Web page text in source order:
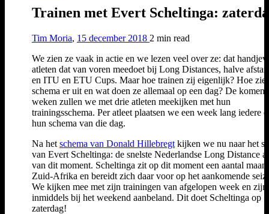
Trainen met Evert Scheltinga:
Tim Moria, 15 december 2018 2 min read
We zien ze vaak in actie en we lezen veel over ze: dat
atleten dat van voren meedoet bij Long Distances, halve
en ITU en ETU Cups. Maar hoe trainen zij eigenlijk? Hoe
schema er uit en wat doen ze allemaal op een dag? De
weken zullen we met drie atleten meekijken met hun
trainingsschema. Per atleet plaatsen we een week lang iedere
hun schema van die dag.
Na het schema van Donald Hillebregt kijken we nu naar het
van Evert Scheltinga: de snelste Nederlandse Long Distance
van dit moment. Scheltinga zit op dit moment een aantal
Zuid-Afrika en bereidt zich daar voor op het aankomende
We kijken mee met zijn trainingen van afgelopen week en zijn
inmiddels bij het weekend aanbeland. Dit doet Scheltinga op
zaterdag!